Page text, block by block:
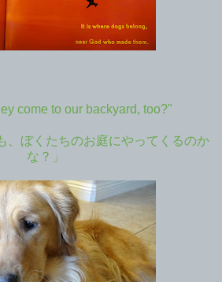
come to our backyard, too?"
、ぼくたちのお庭にやってくるのか
な？」